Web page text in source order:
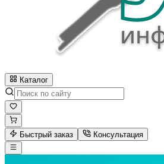
Каталог
Быстрый заказ Консультация